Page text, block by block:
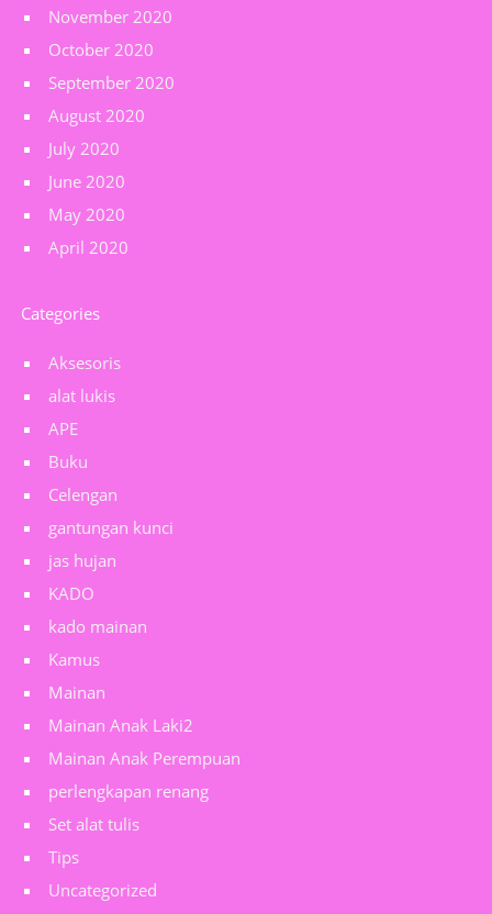
November 2020
October 2020
September 2020
August 2020
July 2020
June 2020
May 2020
April 2020
Categories
Aksesoris
alat lukis
APE
Buku
Celengan
gantungan kunci
jas hujan
KADO
kado mainan
Kamus
Mainan
Mainan Anak Laki2
Mainan Anak Perempuan
perlengkapan renang
Set alat tulis
Tips
Uncategorized